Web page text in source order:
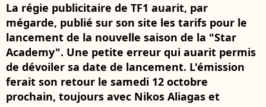
La régie publicitaire de TF1 auarit, par
mégarde, publié sur son site les tarifs pour le
lancement de la nouvelle saison de la "Star
Academy". Une petite erreur qui auarit permis
de dévoiler sa date de lancement. L'émission
ferait son retour le samedi 12 octobre
prochain, toujours avec Nikos Aliagas et